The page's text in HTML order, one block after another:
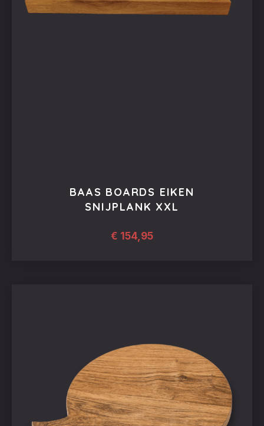
BAAS BOARDS EIKEN
SNIJPLANK XXL
€ 154,95